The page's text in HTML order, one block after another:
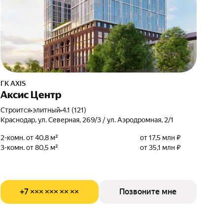
ГК AXIS
Аксис Центр
Строится•элитный•4.1 (121)
Краснодар, ул. Северная, 269/3 / ул. Аэродромная, 2/1
2-комн. от 40,8 м²
от 17,5 млн ₽
3-комн. от 80,5 м²
от 35,1 млн ₽
+7 ××× ××× ×× ×× Позвоните мне